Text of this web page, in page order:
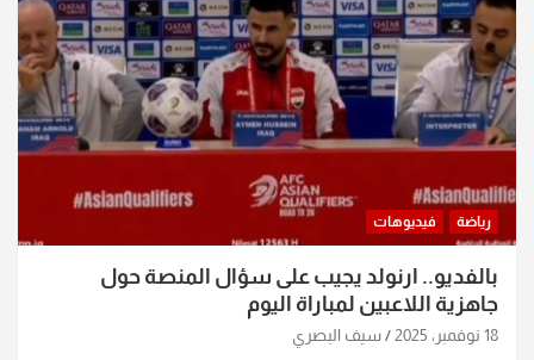
رياضة فيديوهات
بالفديو.. ارنولد يجيب على سؤال المنصة حول
جاهزية اللاعبين لمباراة اليوم
18 نوفمبر، 2025 سيف البصري